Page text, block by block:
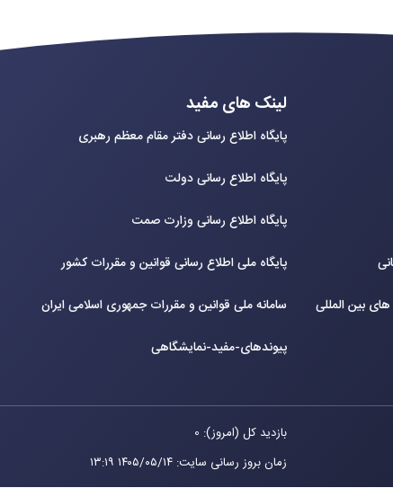
بین‌ المللی
لینک های مفید
پایگاه اطلاع رسانی دفتر مقام معظم رهبری
پایگاه اطلاع رسانی دولت
پایگاه اطلاع رسانی وزارت صمت
پایگاه ملی اطلاع رسانی قوانین و مقررات کشور
سامانه ملی قوانین و مقررات جمهوری اسلامی ایران
پیوندهای-مفید-نمایشگاهی
بازدید کل (امروز): 0
زمان بروز رسانی سایت:۱۴۰۵/۰۵/۱۴ ۱۳:۱۹